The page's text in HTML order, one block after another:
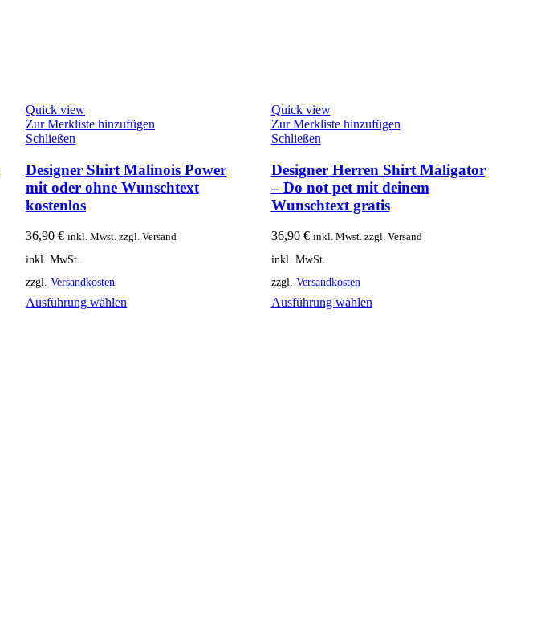
Quick view
Zur Merkliste hinzufügen
Schließen
Designer Shirt Malinois Power
mit oder ohne Wunschtext
kostenlos
36,90 € inkl. Mwst. zzgl. Versand
inkl. MwSt.
zzgl. Versandkosten
Ausführung wählen
Quick view
Zur Merkliste hinzufügen
Schließen
Designer Herren Shirt Maligator
– Do not pet mit deinem
Wunschtext gratis
36,90 € inkl. Mwst. zzgl. Versand
inkl. MwSt.
zzgl. Versandkosten
Ausführung wählen